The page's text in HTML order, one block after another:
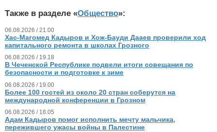
Также в разделе «Общество»:
06.08.2026 / 21.00
Хас-Магомед Кадыров и Хож-Бауди Дааев проверили ход
капитального ремонта в школах Грозного
06.08.2026 / 19.18
В Чеченской Республике подвели итоги совещания по
безопасности и подготовке к зиме
06.08.2026 / 19.00
Более 100 гостей из около 20 стран соберутся на
международной конференции в Грозном
06.08.2026 / 18.05
Адам Кадыров помог исполнить мечту мальчика,
пережившего ужасы войны в Палестине